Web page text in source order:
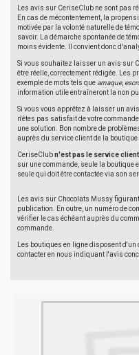
Les avis sur CeriseClub ne sont pas
En cas de mécontentement, la
motivée par la volonté naturelle de
savoir. La démarche spontanée de
moins évidente. Il convient donc
Si vous souhaitez laisser un avis sur
être réelle, correctement rédigée.
exemple de mots tels que arnaque,
information utile entraîneront la non
Si vous vous apprêtez à laisser un
n'êtes pas satisfait de votre
une solution. Bon nombre de
auprès du service client de la boutique
CeriseClubn'est pas le service
sur une commande, seule la boutique
seule qui doit être contactée via son
Les avis sur Chocolats Mussy
publication. En outre, un numéro de
vérifier le cas échéant auprès du
commande.
Les boutiques en ligne disposent
contacter en nous indiquant l'avis